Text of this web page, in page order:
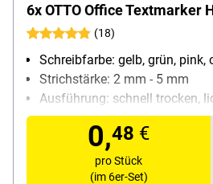
6x OTTO Office Textmarker
(18)
Schreibfarbe: gelb, grün, pink,
Strichstärke: 2 mm - 5 mm
Ausführung: schnell trocken,
Besonderheiten: starke
Taschenclip
Inhalt pro Pack: 6 Stück
0,48 €
pro Stück
(im 6er-Set)